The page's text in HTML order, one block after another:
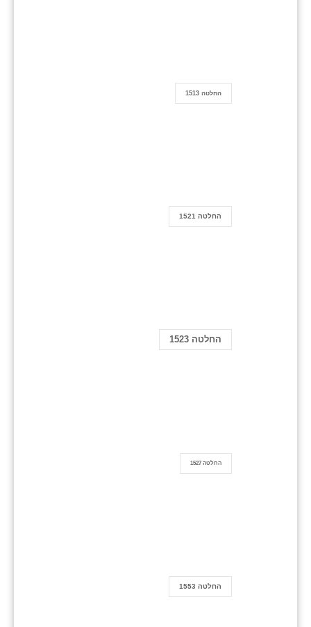
החלטה 1513
החלטה 1521
החלטה 1523
החלטה 1527
החלטה 1553